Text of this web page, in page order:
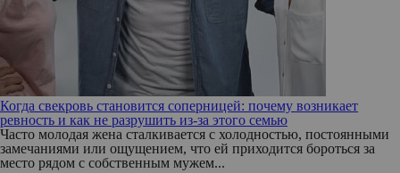
Когда свекровь становится соперницей: почему возникает
ревность и как не разрушить из-за этого семью
Часто молодая жена сталкивается с холодностью, постоянными
замечаниями или ощущением, что ей приходится бороться за
место рядом с собственным мужем...